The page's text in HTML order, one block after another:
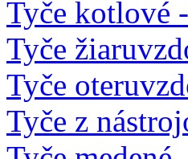
Tyče kotlové
Tyče
Tyče
Tyče z